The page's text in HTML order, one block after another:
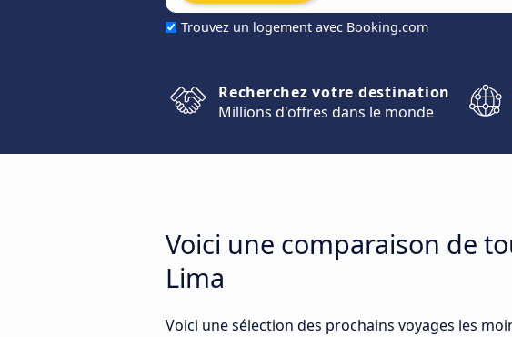
Trouvez un logement avec Booking.com
Recherchez votre destination
Millions d'offres dans le monde
Voici une comparaison de
Lima
Voici une sélection des prochains voyages les